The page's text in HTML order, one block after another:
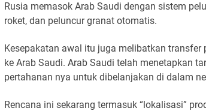
Rusia memasok Arab Saudi dengan sistem
roket, dan peluncur granat otomatis.
Kesepakatan awal itu juga melibatkan transfer
ke Arab Saudi. Arab Saudi telah menetapkan
pertahanan nya untuk dibelanjakan di dalam
Rencana ini sekarang termasuk “lokalisasi”